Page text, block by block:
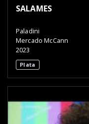
SALAMES
Paladini
Mercado McCann
2023
Plata